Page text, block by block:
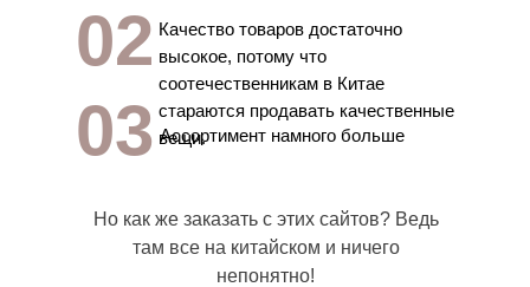
Качество товаров достаточно
высокое, потому что
соотечественникам в Китае
стараются продавать качественные
вещи.
Ассортимент намного больше
03
02
Но как же заказать с этих сайтов? Ведь
там все на китайском и ничего
непонятно!